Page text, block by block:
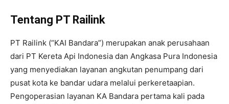
Tentang PT Railink
PT Railink (“KAI Bandara”) merupakan anak perusahaan
dari PT Kereta Api Indonesia dan Angkasa Pura Indonesia
yang menyediakan layanan angkutan penumpang dari
pusat kota ke bandar udara melalui perkeretaapian.
Pengoperasian layanan KA Bandara pertama kali pada